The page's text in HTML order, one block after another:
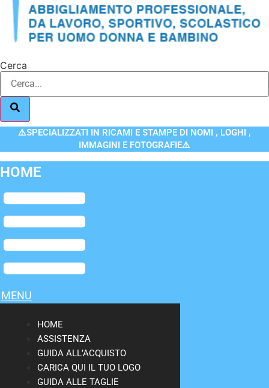
Cerca
⚠️SPECIALIZZATI IN RICAMI E STAMPE DI NOMI , LOGHI ,
IMMAGINI E FOTOGRAFIE⚠️
HOME
Flyout
Menu
MENU
HOME
ASSISTENZA
GUIDA ALL’ACQUISTO
CARICA QUI IL TUO LOGO
GUIDA ALLE TAGLIE